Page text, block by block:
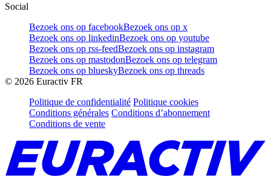
Social
Bezoek ons op facebookBezoek ons op x
Bezoek ons op linkedinBezoek ons op youtube
Bezoek ons op rss-feedBezoek ons op instagram
Bezoek ons op mastodonBezoek ons op telegram
Bezoek ons op blueskyBezoek ons op threads
© 2026 Euractiv FR
Politique de confidentialité Politique cookies
Conditions générales Conditions d’abonnement
Conditions de vente